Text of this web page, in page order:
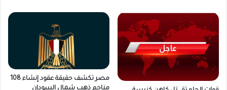
مصر تكشف حقيقة عقود إنشاء 108
مناجم ذهب شمال السودان